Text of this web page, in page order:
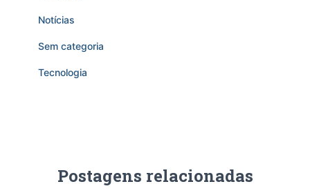
Notícias
Sem categoria
Tecnologia
Postagens relacionadas